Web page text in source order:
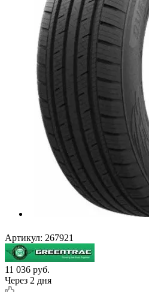
Артикул: 267921
11 036 руб.
Через 2 дня